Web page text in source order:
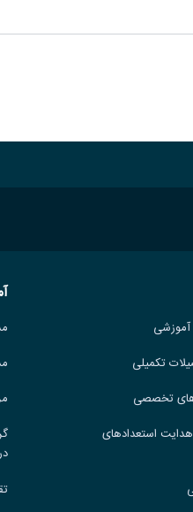
آموزشی
تکمیلی
تخصصی
استعدادهای